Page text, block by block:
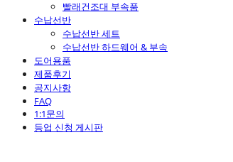
빨래건조대 부속품
수납선반
수납선반 세트
수납선반 하드웨어 & 부속
도어용품
제품후기
공지사항
FAQ
1:1문의
등업 신청 게시판